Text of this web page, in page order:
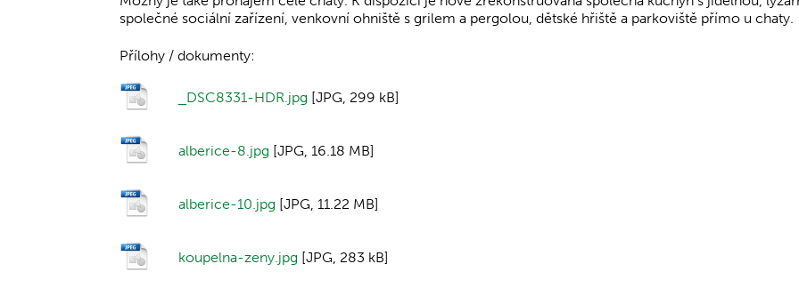
společné sociální zařízení, venkovní ohniště s grilem a pergolou, dětské hřiště a parkoviště přímo u chaty.
Přílohy / dokumenty:
_DSC8331-HDR.jpg [JPG, 299 kB]
alberice-8.jpg [JPG, 16.18 MB]
alberice-10.jpg [JPG, 11.22 MB]
koupelna-zeny.jpg [JPG, 283 kB]